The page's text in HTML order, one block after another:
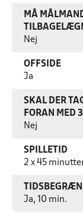
MÅ
Nej
OFFSIDE
Ja
SKAL DER
FORAN MED
Nej
SPILLETID
2 x 45
Ja, 10 min.